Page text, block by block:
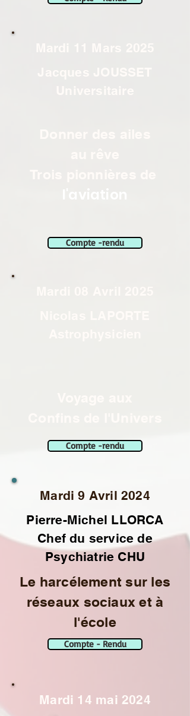
Compte -rendu
Compte -rendu
Mardi 9 Avril 2024
Pierre-Michel LLORCA
Chef du service de
Psychiatrie CHU
Le harcélement sur les
réseaux sociaux et à
l'école
Compte - Rendu
Mardi 14 mai 2024